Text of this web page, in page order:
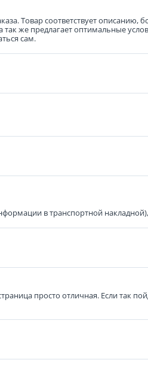
Товар соответствует описанию,
же предлагает оптимальные
сам.
в транспортной
просто отличная. Если так